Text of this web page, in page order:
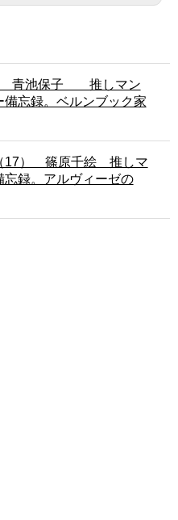
青池保子 推しマン
備忘録。ベルンブック家
17） 篠原千絵 推しマ
忘録。アルヴィーゼの